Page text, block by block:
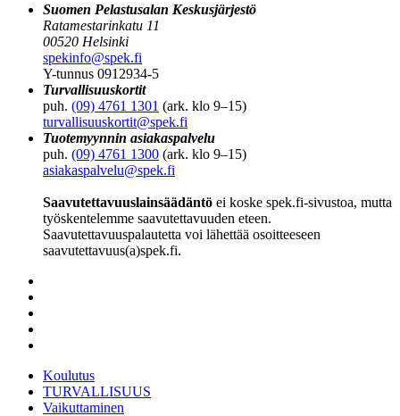
Suomen Pelastusalan Keskusjärjestö
Ratamestarinkatu 11
00520 Helsinki
spekinfo@spek.fi
Y-tunnus 0912934-5
Turvallisuuskortit
puh. (09) 4761 1301 (ark. klo 9–15)
turvallisuuskortit@spek.fi
Tuotemyynnin asiakaspalvelu
puh. (09) 4761 1300 (ark. klo 9–15)
asiakaspalvelu@spek.fi
Saavutettavuuslainsäädäntö ei koske spek.fi-sivustoa, mutta
työskentelemme saavutettavuuden eteen.
Saavutettavuuspalautetta voi lähettää osoitteeseen
saavutettavuus(a)spek.fi.
Koulutus
TURVALLISUUS
Vaikuttaminen